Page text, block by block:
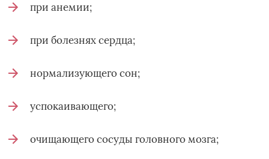
при анемии;
при болезнях сердца;
нормализующего сон;
успокаивающего;
очищающего сосуды головного мозга;